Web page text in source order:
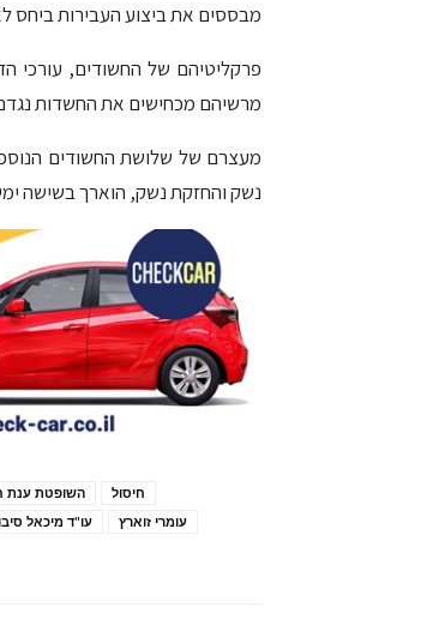
מבססים את ביצוע העבירות ביחס
פרקליטיהם של החשודים, עורכי
מרשיהם מכחישים את החשדות
מעצרם של שלושת החשודים
נשק והחזקת נשק, הוארך בשישה
השופטת ענת
חיסול
עו"ד מיכאל
עומרי זוארץ